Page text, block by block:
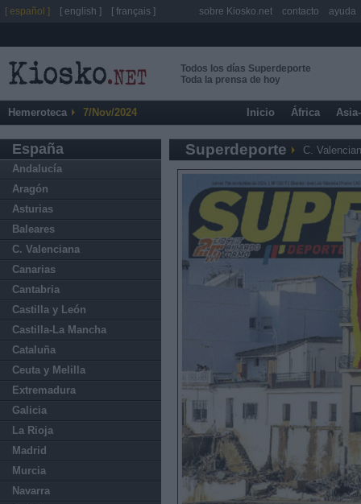
Todos los días Superdeporte
Toda la prensa de hoy
Hemeroteca 7/Nov/2024 Inicio África
España
Andalucía
Aragón
Asturias
Baleares
C. Valenciana
Canarias
Cantabria
Castilla y León
Castilla-La Mancha
Cataluña
Ceuta y Melilla
Extremadura
Galicia
La Rioja
Madrid
Murcia
Navarra
Superdeporte C.
[ español ] [ english ] [ français ] sobre Kiosko.net contacto ayuda